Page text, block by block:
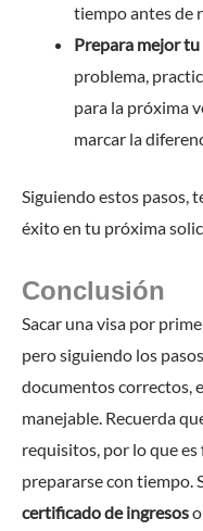
tiempo antes de
Prepara mejor
problema,
para la próxima
marcar la
Siguiendo estos pasos,
éxito en tu próxima
Conclusión
Sacar una visa por
pero siguiendo los
documentos correctos,
manejable. Recuerda
requisitos, por lo que
prepararse con tiempo.
certificado de ingresos